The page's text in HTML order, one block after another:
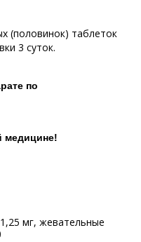
(половинок) таблеток
3 суток.
по
медицине!
мг, жевательные